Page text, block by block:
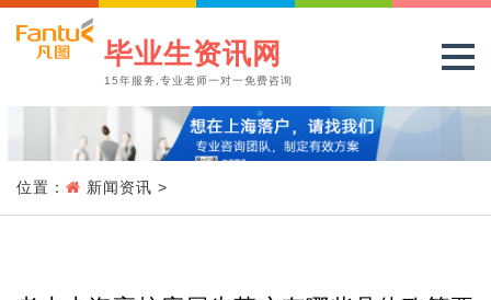
毕业生资讯网
15年服务,专业老师一对一免费咨询
位置： 新闻资讯 >